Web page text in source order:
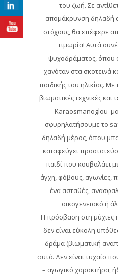
του ζωή. Σε
απομάκρυνση δηλαδή
στόχους, θα επέφερε
τιμωρία! Αυτά
ψυχοδράματος, όπου
χανόταν στα σκοτεινά
παιδικής του ηλικίας.
βιωματικές τεχνικές
Karaosmanoglou
σφυρηλατήσουμε το
δηλαδή μέρος, όπου
καταφεύγει
παιδί που κουβαλάει
άγχη, φόβους, αγωνίες,
ένα ασταθές,
οικογενειακό ή
Η πρόσβαση στη μύχιες
δεν είναι εύκολη
δράμα (βιωματική
αυτό. Δεν είναι τυχαίο
– αγωγικό χαρακτήρα,